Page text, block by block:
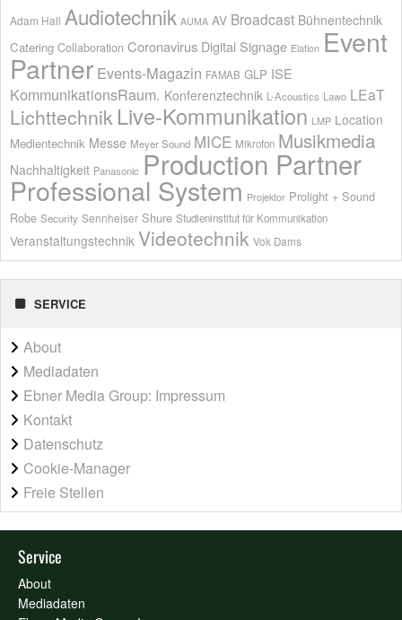
Adam Hall Audiotechnik AUMA AV Broadcast Bühnentechnik
Catering Collaboration Coronavirus Digital Signage Elation Event
Partner Events-Magazin FAMAB GLP ISE
KommunikationsRaum. Konferenztechnik L-Acoustics Lawo LEaT
Lichttechnik Live-Kommunikation LMP Location
Medientechnik Messe Meyer Sound MICE Mikrofon Musikmedia
Nachhaltigkeit Panasonic Production Partner
Professional System Projektor Prolight + Sound
Robe Security Sennheiser Shure Studieninstitut für Kommunikation
Veranstaltungstechnik Videotechnik Vok Dams
SERVICE
About
Mediadaten
Ebner Media Group: Impressum
Kontakt
Datenschutz
Cookie-Manager
Freie Stellen
Service
About
Mediadaten